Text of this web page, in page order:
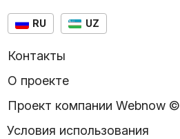
RU UZ
Контакты
О проекте
Проект компании Webnow ©
Условия использования